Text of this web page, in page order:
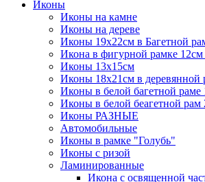
Иконы
Иконы на камне
Иконы на дереве
Иконы 19х22см в Багетной
Икона в фигурной рамке 12см
Иконы 13х15см
Иконы 18х21см в деревянной
Иконы в белой багетной раме
Иконы в белой беагетной рам
Иконы РАЗНЫЕ
Автомобильные
Иконы в рамке "Голубь"
Иконы с ризой
Ламинированные
Икона с освященной